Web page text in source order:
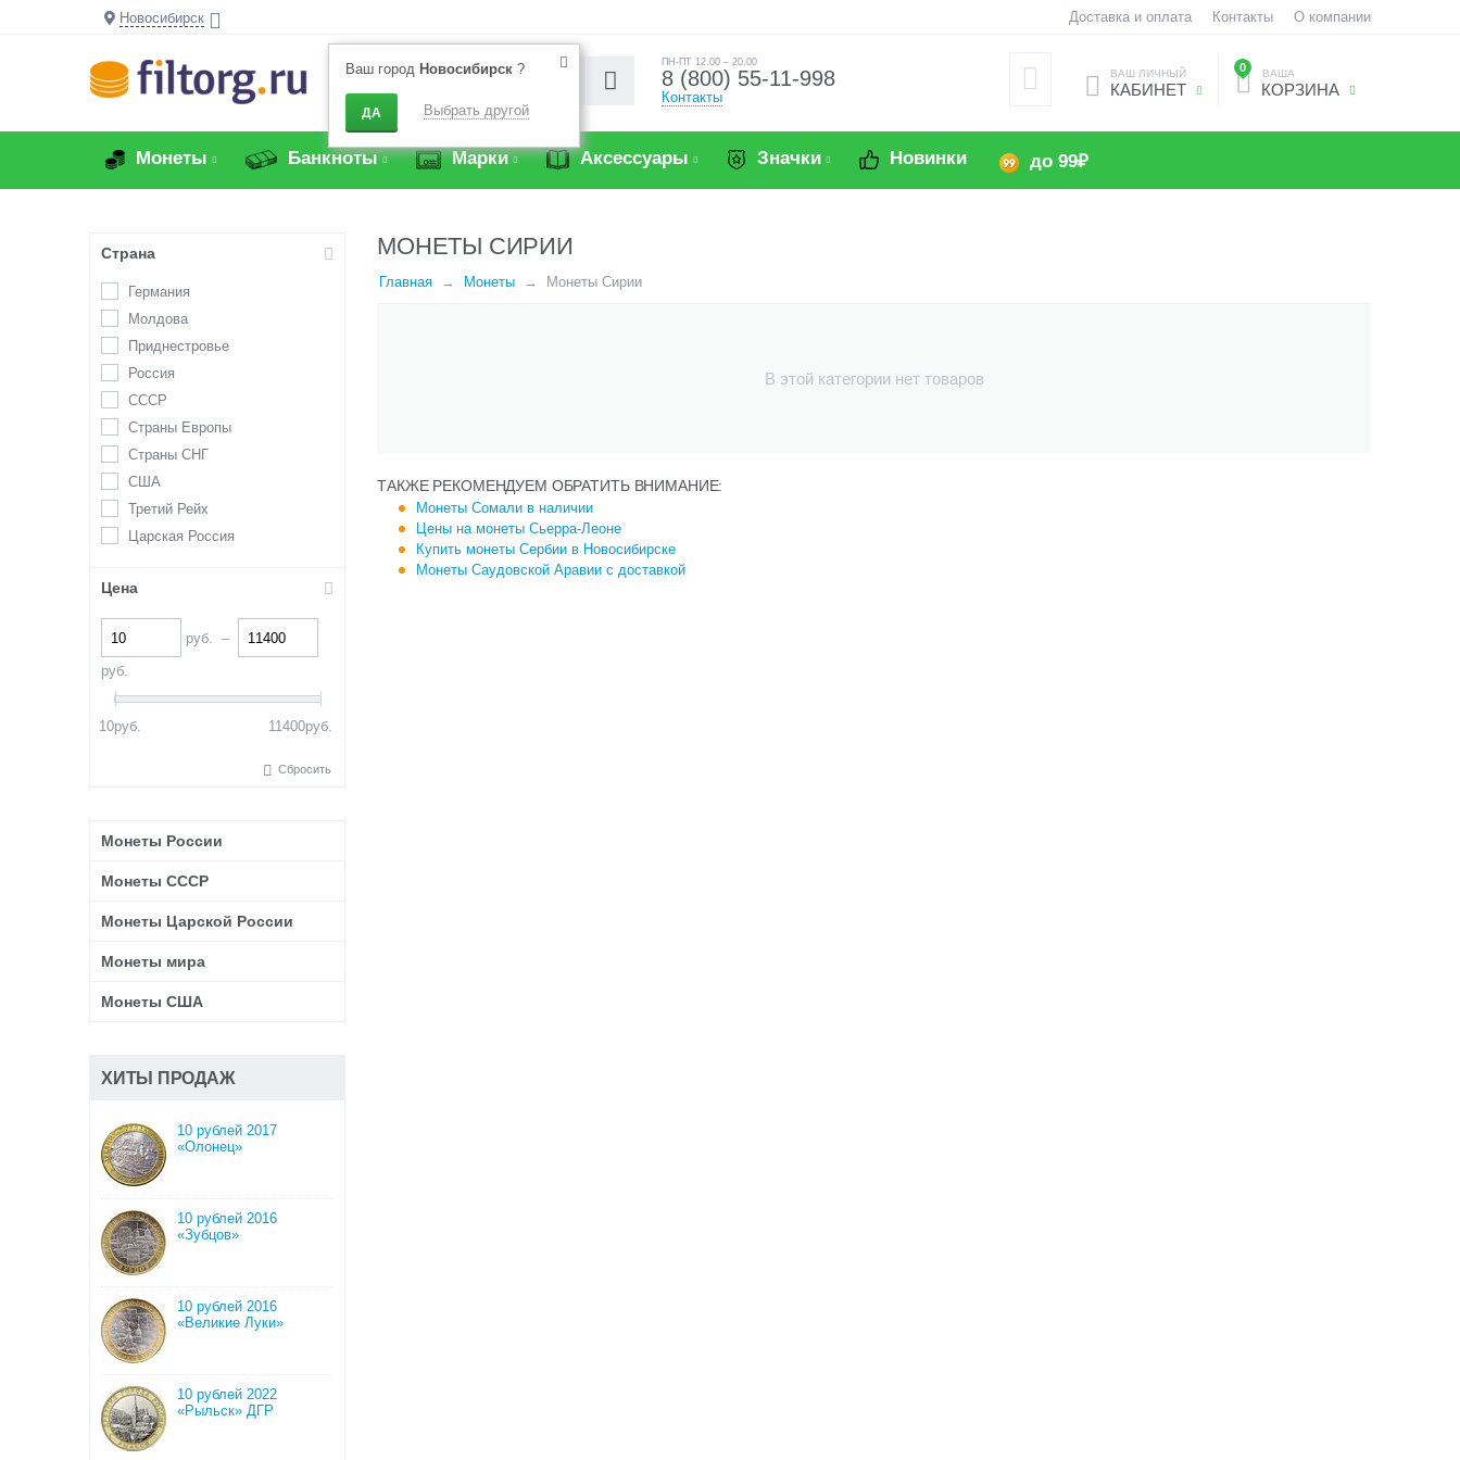
Новосибирск
Ваш город Новосибирск ?
ДА Выбрать другой
Доставка и оплата Контакты О компании
ПН-ПТ 12.00 – 20.00
8 (800) 55-11-998
Контакты
0 ВАША
КОРЗИНА
ВАШ ЛИЧНЫЙ
КАБИНЕТ
Монеты Банкноты Марки Аксессуары Значки Новинки до 99₽
МОНЕТЫ СИРИИ
Главная Монеты Монеты Сирии
В этой категории нет товаров
ТАКЖЕ РЕКОМЕНДУЕМ ОБРАТИТЬ ВНИМАНИЕ:
Монеты Сомали в наличии
Цены на монеты Сьерра-Леоне
Купить монеты Сербии в Новосибирске
Монеты Саудовской Аравии с доставкой
Страна
Германия
Молдова
Приднестровье
Россия
СССР
Страны Европы
Страны СНГ
США
Третий Рейх
Царская Россия
Цена
руб. –
руб.
10руб. 11400руб.
Сбросить
Монеты России
Монеты СССР
Монеты Царской России
Монеты мира
Монеты США
ХИТЫ ПРОДАЖ
10 рублей 2017
«Олонец»
10 рублей 2016
«Зубцов»
10 рублей 2016
«Великие Луки»
10 рублей 2022
«Рыльск» ДГР